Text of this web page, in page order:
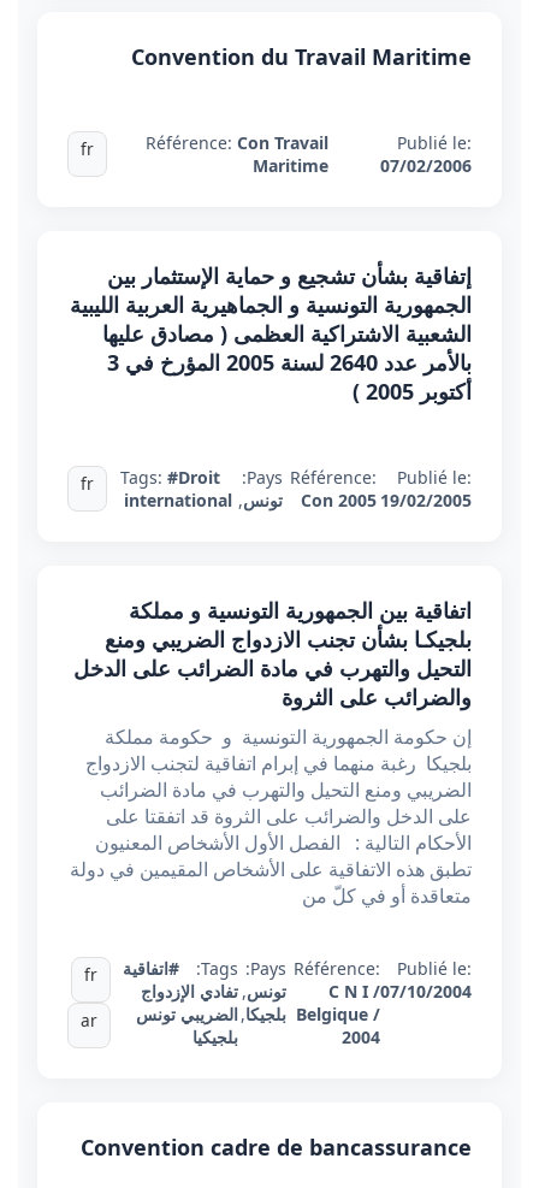
Convention du Travail Maritime
Publié le:
07/02/2006
Référence: Con Travail
Maritime
fr
إتفاقية بشأن تشجيع و حماية الإستثمار بين
الجمهورية التونسية و الجماهيرية العربية الليبية
الشعبية الاشتراكية العظمى ( مصادق عليها
بالأمر عدد 2640 لسنة 2005 المؤرخ في 3
أكتوبر 2005 )
Publié le:
19/02/2005
Référence:
Con 2005
Pays:
تونس,
Tags:#Droit
international
fr
اتفاقية بين الجمهورية التونسية و مملكة
بلجيكـا بشأن تجنب الازدواج الضريبي ومنع
التحيل والتهرب في مادة الضرائب على الدخل
والضرائب على الثروة
إن حكومة الجمهورية التونسية و حكومة مملكة
بلجيكا رغبة منهما في إبرام اتفاقية لتجنب الازدواج
الضريبي ومنع التحيل والتهرب في مادة الضرائب
على الدخل والضرائب على الثروة قد اتفقتا على
الأحكام التالية : الفصل الأول الأشخاص المعنيون
تطبق هذه الاتفاقية على الأشخاص المقيمين في دولة
متعاقدة أو في كلّ من
Publié le:
07/10/2004
Référence:
C N I /
Belgique /
2004
Pays:
تونس,
بلجيكا,
Tags:
#اتفاقية
تفادي الإزدواج
الضريبي تونس
بلجيكيا
fr
ar
Convention cadre de bancassurance